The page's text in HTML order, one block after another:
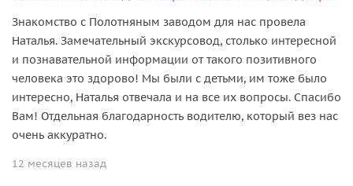
Знакомство с Полотняным заводом для нас провела
Наталья. Замечательный экскурсовод, столько интересной
и познавательной информации от такого позитивного
человека это здорово! Мы были с детьми, им тоже было
интересно, Наталья отвечала и на все их вопросы. Спасибо
Вам! Отдельная благодарность водителю, который вез нас
очень аккуратно.
12 месяцев назад